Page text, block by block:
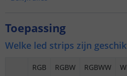
Toepassing
Welke led strips zijn
RGB RGBW RGBWW